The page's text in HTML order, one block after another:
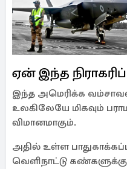
ஏன் இந்த
இந்த அமெரிக்க
உலகிலேயே மிகவும்
விமானமாகும்.
அதில் உள்ள
வெளிநாட்டு